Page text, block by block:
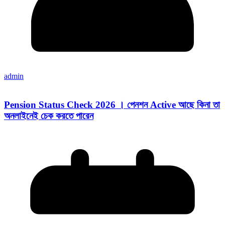
admin
Pension Status Check 2026 । পেনশন Active আছে কিনা তা
অনলাইনেই চেক করতে পারেন